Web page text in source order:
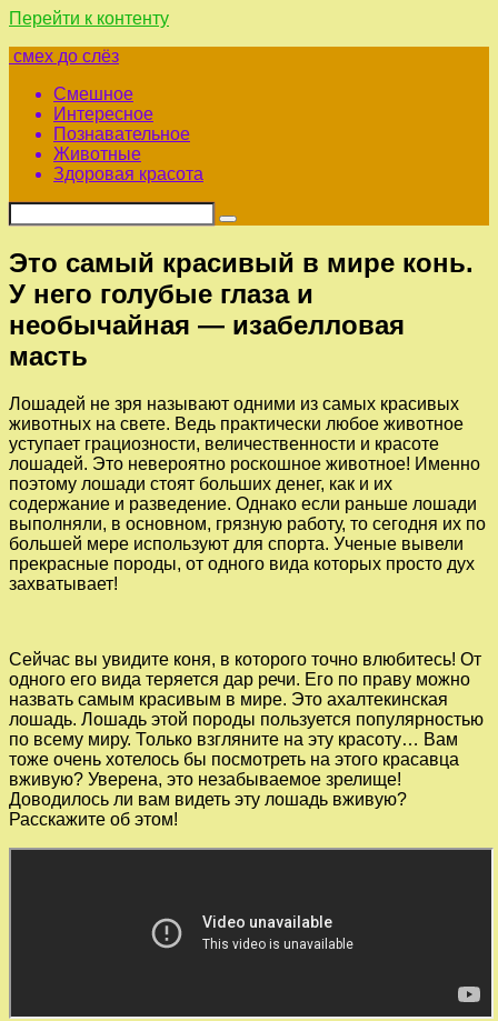
Перейти к контенту
смех до слёз
Смешное
Интересное
Познавательное
Животные
Здоровая красота
Это самый красивый в мире конь.
У него голубые глаза и
необычайная — изабелловая
масть
Лошадей не зря называют одними из самых красивых
животных на свете. Ведь практически любое животное
уступает грациозности, величественности и красоте
лошадей. Это невероятно роскошное животное! Именно
поэтому лошади стоят больших денег, как и их
содержание и разведение. Однако если раньше лошади
выполняли, в основном, грязную работу, то сегодня их по
большей мере используют для спорта. Ученые вывели
прекрасные породы, от одного вида которых просто дух
захватывает!
Сейчас вы увидите коня, в которого точно влюбитесь! От
одного его вида теряется дар речи. Его по праву можно
назвать самым красивым в мире. Это ахалтекинская
лошадь. Лошадь этой породы пользуется популярностью
по всему миру. Только взгляните на эту красоту… Вам
тоже очень хотелось бы посмотреть на этого красавца
вживую? Уверена, это незабываемое зрелище!
Доводилось ли вам видеть эту лошадь вживую?
Расскажите об этом!